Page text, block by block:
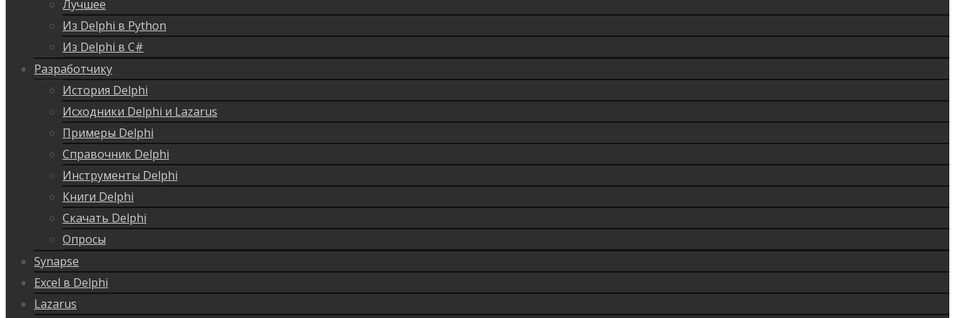
Лучшее
Из Delphi в Python
Из Delphi в C#
Разработчику
История Delphi
Исходники Delphi и Lazarus
Примеры Delphi
Справочник Delphi
Инструменты Delphi
Книги Delphi
Скачать Delphi
Опросы
Synapse
Excel в Delphi
Lazarus